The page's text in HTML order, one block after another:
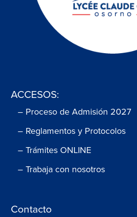
ACCESOS:
– Proceso de Admisión 2027
– Reglamentos y Protocolos
– Trámites ONLINE
– Trabaja con nosotros
Contacto